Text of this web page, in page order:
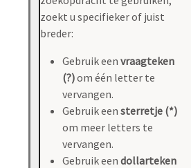
zoekt u specifieker of juist
breder:
Gebruik een vraagteken
(?)om één letter te
vervangen.
Gebruik een sterretje (*)
om meer letters te
vervangen.
Gebruik een dollarteken